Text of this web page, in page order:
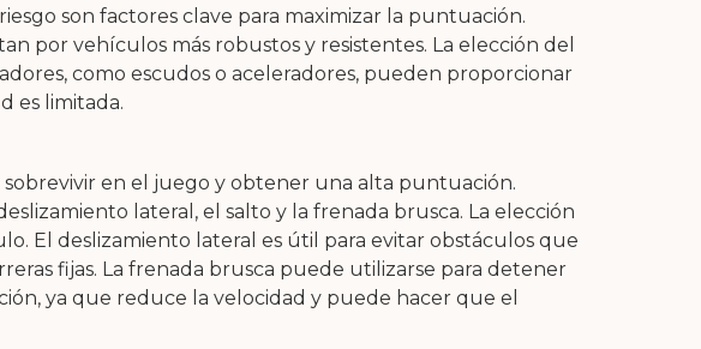
son factores clave para maximizar la puntuación.
por vehículos más robustos y resistentes. La elección del
como escudos o aceleradores, pueden proporcionar
es limitada.
en el juego y obtener una alta puntuación.
lateral, el salto y la frenada brusca. La elección
El deslizamiento lateral es útil para evitar obstáculos que
fijas. La frenada brusca puede utilizarse para detener
ya que reduce la velocidad y puede hacer que el